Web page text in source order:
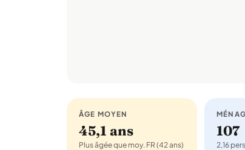
ÂGE MOYEN
45,1 ans
Plus âgée que moy. FR (42 ans)
107
2,16